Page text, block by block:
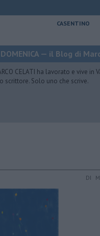
CASENTINO
DOMENICA — il Blog di
CELATI ha lavorato e vive in
scrittore. Solo uno che scrive.
DI